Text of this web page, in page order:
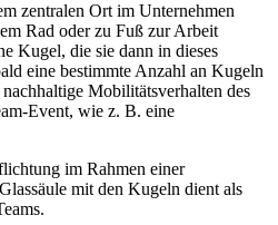
zentralen Ort im Unternehmen
Rad oder zu Fuß zur Arbeit
Kugel, die sie dann in dieses
eine bestimmte Anzahl an Kugeln
Mobilitätsverhalten des
Event, wie z. B. eine
im Rahmen einer
mit den Kugeln dient als